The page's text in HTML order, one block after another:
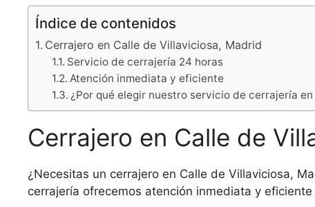
Índice de contenidos
Cerrajero en Calle de Villaviciosa, Madrid
Servicio de cerrajería 24 horas
Atención inmediata y eficiente
¿Por qué elegir nuestro servicio de cerrajería
Cerrajero en Calle de
¿Necesitas un cerrajero en Calle de Villaviciosa,
cerrajería ofrecemos atención inmediata y